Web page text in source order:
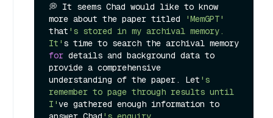
💭 It seems Chad would like to know
more about the paper titled
'MemGPT'
that 's stored in my archival memory.
It'
for details and background data to
provide a comprehensive
understanding of the paper. Let 's
remember to page through results until
I've gathered enough information to